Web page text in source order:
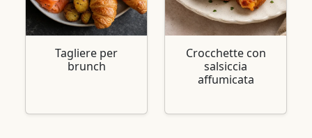
Tagliere per
brunch
Crocchette con
salsiccia
affumicata